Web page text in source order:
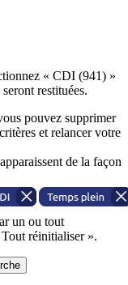
« CDI (941) »
restituées.
pouvez supprimer
et relancer votre
de la façon
un ou tout
réinitialiser ».